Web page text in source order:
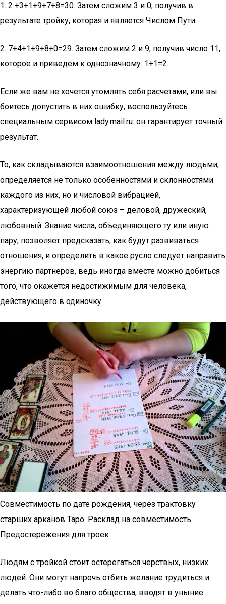
1. 2 +3+1+9+7+8=30. Затем сложим 3 и 0, получив в
результате тройку, которая и является Числом Пути.
2. 7+4+1+9+8+0=29. Затем сложим 2 и 9, получив число 11,
которое и приведем к однозначному: 1+1=2.
Если же вам не хочется утомлять себя расчетами, или вы
боитесь допустить в них ошибку, воспользуйтесь
специальным сервисом lady.mail.ru: он гарантирует точный
результат.
То, как складываются взаимоотношения между людьми,
определяется не только особенностями и склонностями
каждого из них, но и числовой вибрацией,
характеризующей любой союз – деловой, дружеский,
любовный. Знание числа, объединяющего ту или иную
пару, позволяет предсказать, как будут развиваться
отношения, и определить в какое русло следует направить
энергию партнеров, ведь иногда вместе можно добиться
того, что окажется недостижимым для человека,
действующего в одиночку.
Совместимость по дате рождения, через трактовку
старших арканов Таро. Расклад на совместимость.
Предостережения для троек
Людям с тройкой стоит остерегаться черствых, низких
людей. Они могут напрочь отбить желание трудиться и
делать что-либо во благо общества, вводят в уныние.